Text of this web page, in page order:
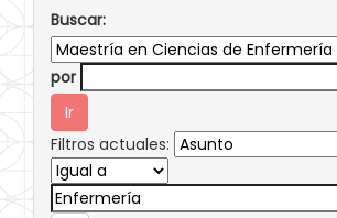
Buscar:
por
Filtros actuales: